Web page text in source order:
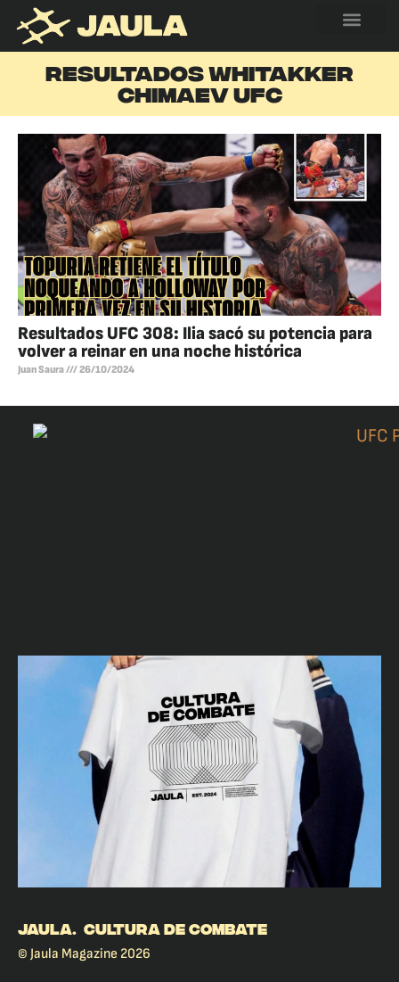
RESULTADOS WHITAKKER
CHIMAEV UFC
Resultados UFC 308: Ilia sacó su potencia para
volver a reinar en una noche histórica
Juan Saura 26/10/2024
JAULA. CULTURA DE COMBATE
© Jaula Magazine 2026